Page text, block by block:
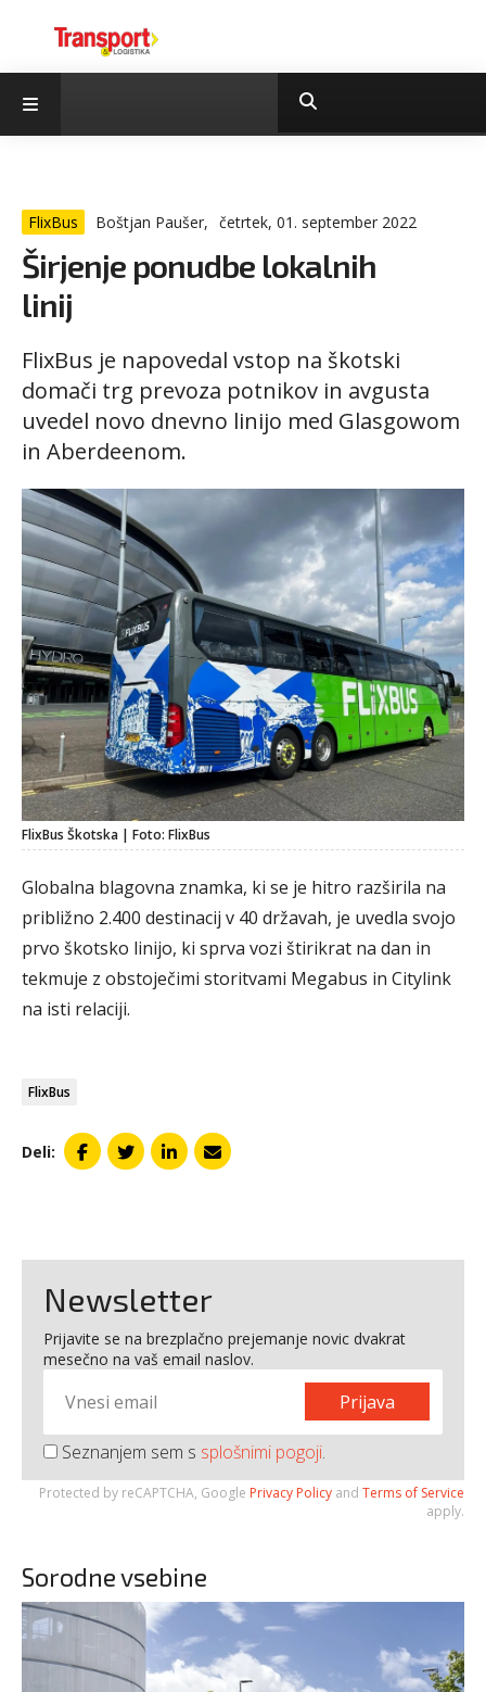
FlixBus Boštjan Paušer, četrtek, 01. september 2022
Širjenje ponudbe lokalnih
linij
FlixBus je napovedal vstop na škotski
domači trg prevoza potnikov in avgusta
uvedel novo dnevno linijo med Glasgowom
in Aberdeenom.
FlixBus Škotska | Foto: FlixBus
Globalna blagovna znamka, ki se je hitro razširila na
približno 2.400 destinacij v 40 državah, je uvedla svojo
prvo škotsko linijo, ki sprva vozi štirikrat na dan in
tekmuje z obstoječimi storitvami Megabus in Citylink
na isti relaciji.
FlixBus
Deli:
Newsletter
Prijavite se na brezplačno prejemanje novic dvakrat
mesečno na vaš email naslov.
Prijava
Seznanjem sem s splošnimi pogoji.
Protected by reCAPTCHA, Google Privacy Policy and Terms of Service
apply.
Sorodne vsebine